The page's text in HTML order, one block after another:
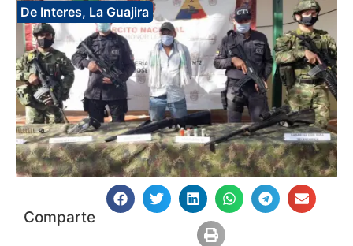
De Interes, La Guajira
Comparte